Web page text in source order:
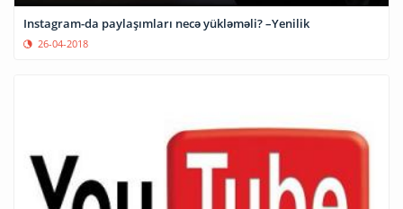
Instagram-da paylaşımları necə yükləməli? –Yenilik
26-04-2018